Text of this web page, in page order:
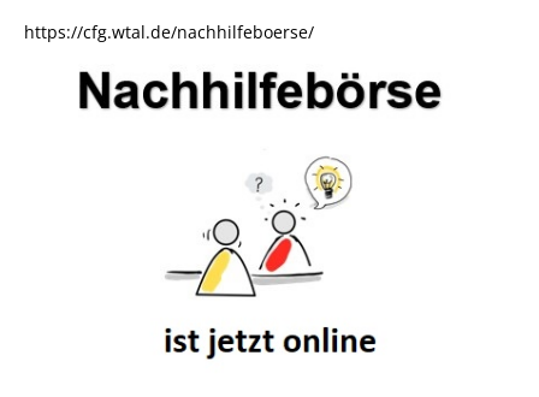
https://cfg.wtal.de/nachhilfeboerse/